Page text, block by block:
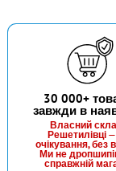
#FF-22-8
24 грн
30 000+
завжди в
Власний
Решетилівці
очікування, без
Ми не
справжній